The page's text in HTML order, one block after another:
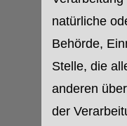
natürliche
Behörde,
Stelle, die
anderen
der